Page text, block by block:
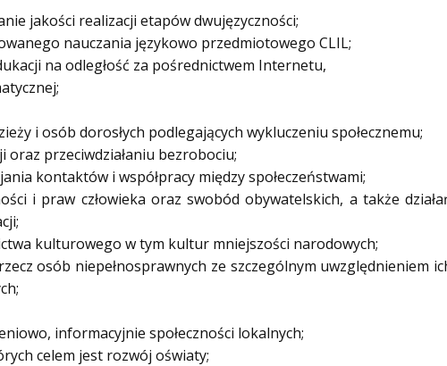
jakości realizacji etapów dwujęzyczności;
nauczania językowo przedmiotowego CLIL;
na odległość za pośrednictwem Internetu,
i osób dorosłych podlegających wykluczeniu społecznemu;
przeciwdziałaniu bezrobociu;
kontaktów i współpracy między społeczeństwami;
i praw człowieka oraz swobód obywatelskich, a także
kulturowego w tym kultur mniejszości narodowych;
osób niepełnosprawnych ze szczególnym uwzględnieniem
informacyjnie społeczności lokalnych;
celem jest rozwój oświaty;